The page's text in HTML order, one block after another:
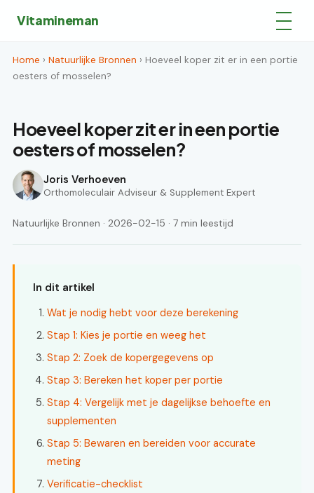
Vitamineman
Home › Natuurlijke Bronnen › Hoeveel koper zit er in een portie
oesters of mosselen?
Hoeveel koper zit er in een portie
oesters of mosselen?
Joris Verhoeven
Orthomoleculair Adviseur & Supplement Expert
Natuurlijke Bronnen · 2026-02-15 · 7 min leestijd
In dit artikel
Wat je nodig hebt voor deze berekening
Stap 1: Kies je portie en weeg het
Stap 2: Zoek de kopergegevens op
Stap 3: Bereken het koper per portie
Stap 4: Vergelijk met je dagelijkse behoefte en
supplementen
Stap 5: Bewaren en bereiden voor accurate
meting
Verificatie-checklist